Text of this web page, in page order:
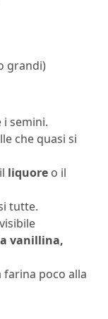
grandi)
semini.
che quasi si
liquore o il
tutte.
vanillina,
poco alla